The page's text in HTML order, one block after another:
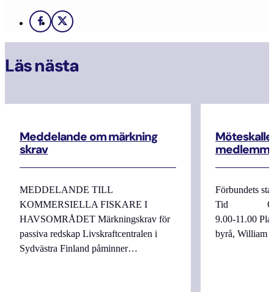
Facebook
X
Läs nästa
Meddelande om märkning
skrav
MEDDELANDE TILL
KOMMERSIELLA FISKARE I
HAVSOMRÅDET Märkningskrav för
passiva redskap Livskraftcentralen i
Sydvästra Finland påminner…
Förbundets
Tid
9.00-11.00
byrå, William